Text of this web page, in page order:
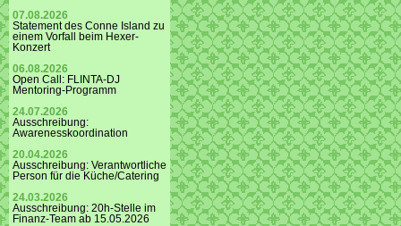
07.08.2026
Statement des Conne Island zu
einem Vorfall beim Hexer-
Konzert
06.08.2026
Open Call: FLINTA-DJ
Mentoring-Programm
24.07.2026
Ausschreibung:
Awarenesskoordination
20.04.2026
Ausschreibung: Verantwortliche
Person für die Küche/Catering
24.03.2026
Ausschreibung: 20h-Stelle im
Finanz-Team ab 15.05.2026